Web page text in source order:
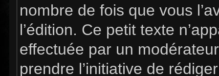
nombre de fois que vous
l’édition. Ce petit texte
effectuée par un
prendre l’initiative de